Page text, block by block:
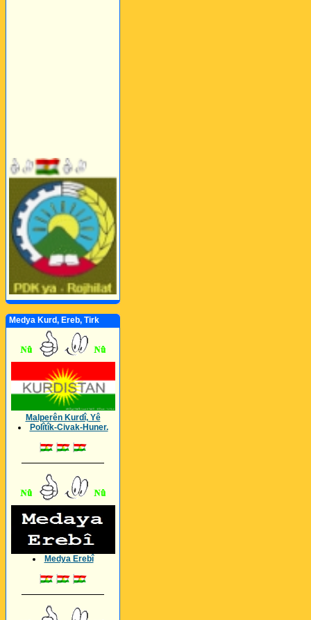
Medya Kurd, Ereb, Tirk
Malperên Kurdî, Yê
Polîtîk-Civak-Huner.
Medya Erebî